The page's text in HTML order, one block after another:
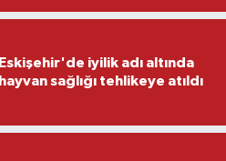
Eskişehir'de iyilik adı altında
hayvan sağlığı tehlikeye atıldı